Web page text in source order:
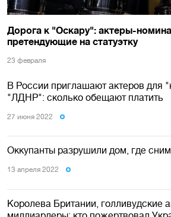
Дорога к "Оскару": актеры-
претендующие на статуэтку
23 февраля
В России приглашают актеров для
"ЛДНР": сколько обещают платить
27 июня 2022
Оккупанты разрушили дом, где
13 апреля 2022
Королева Британии, голливудские